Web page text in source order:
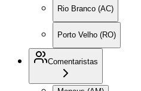
Rio Branco (AC)
Porto Velho (RO)
Comentaristas